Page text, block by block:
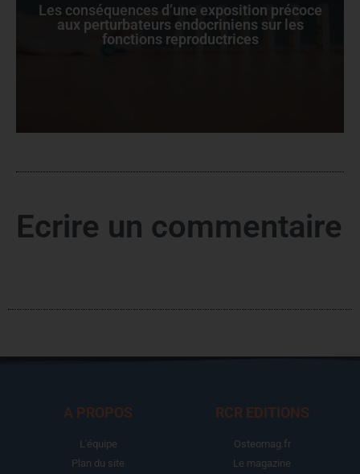
Les conséquences d’une exposition précoce
aux perturbateurs endocriniens sur les
fonctions reproductrices
Ecrire un commentaire
A PROPOS
L'équipe
Plan du site
RCR EDITIONS
Osteomag.fr
Le magazine